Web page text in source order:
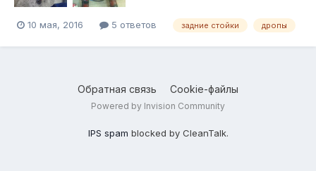
10 мая, 2016 5 ответов задние стойки дропы
Обратная связь Cookie-файлы
Powered by Invision Community
IPS spam blocked by CleanTalk.